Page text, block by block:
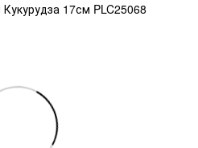
17см PLC25068